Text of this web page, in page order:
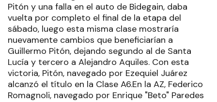
Pitón y una falla en el auto de Bidegain, daba
vuelta por completo el final de la etapa del
sábado, luego esta misma clase mostraría
nuevamente cambios que beneficiarían a
Guillermo Pitón, dejando segundo al de Santa
Lucía y tercero a Alejandro Aquiles. Con esta
victoria, Pitón, navegado por Ezequiel Juárez
alcanzó el título en la Clase A6.En la AZ, Federico
Romagnoli, navegado por Enrique "Beto" Paredes